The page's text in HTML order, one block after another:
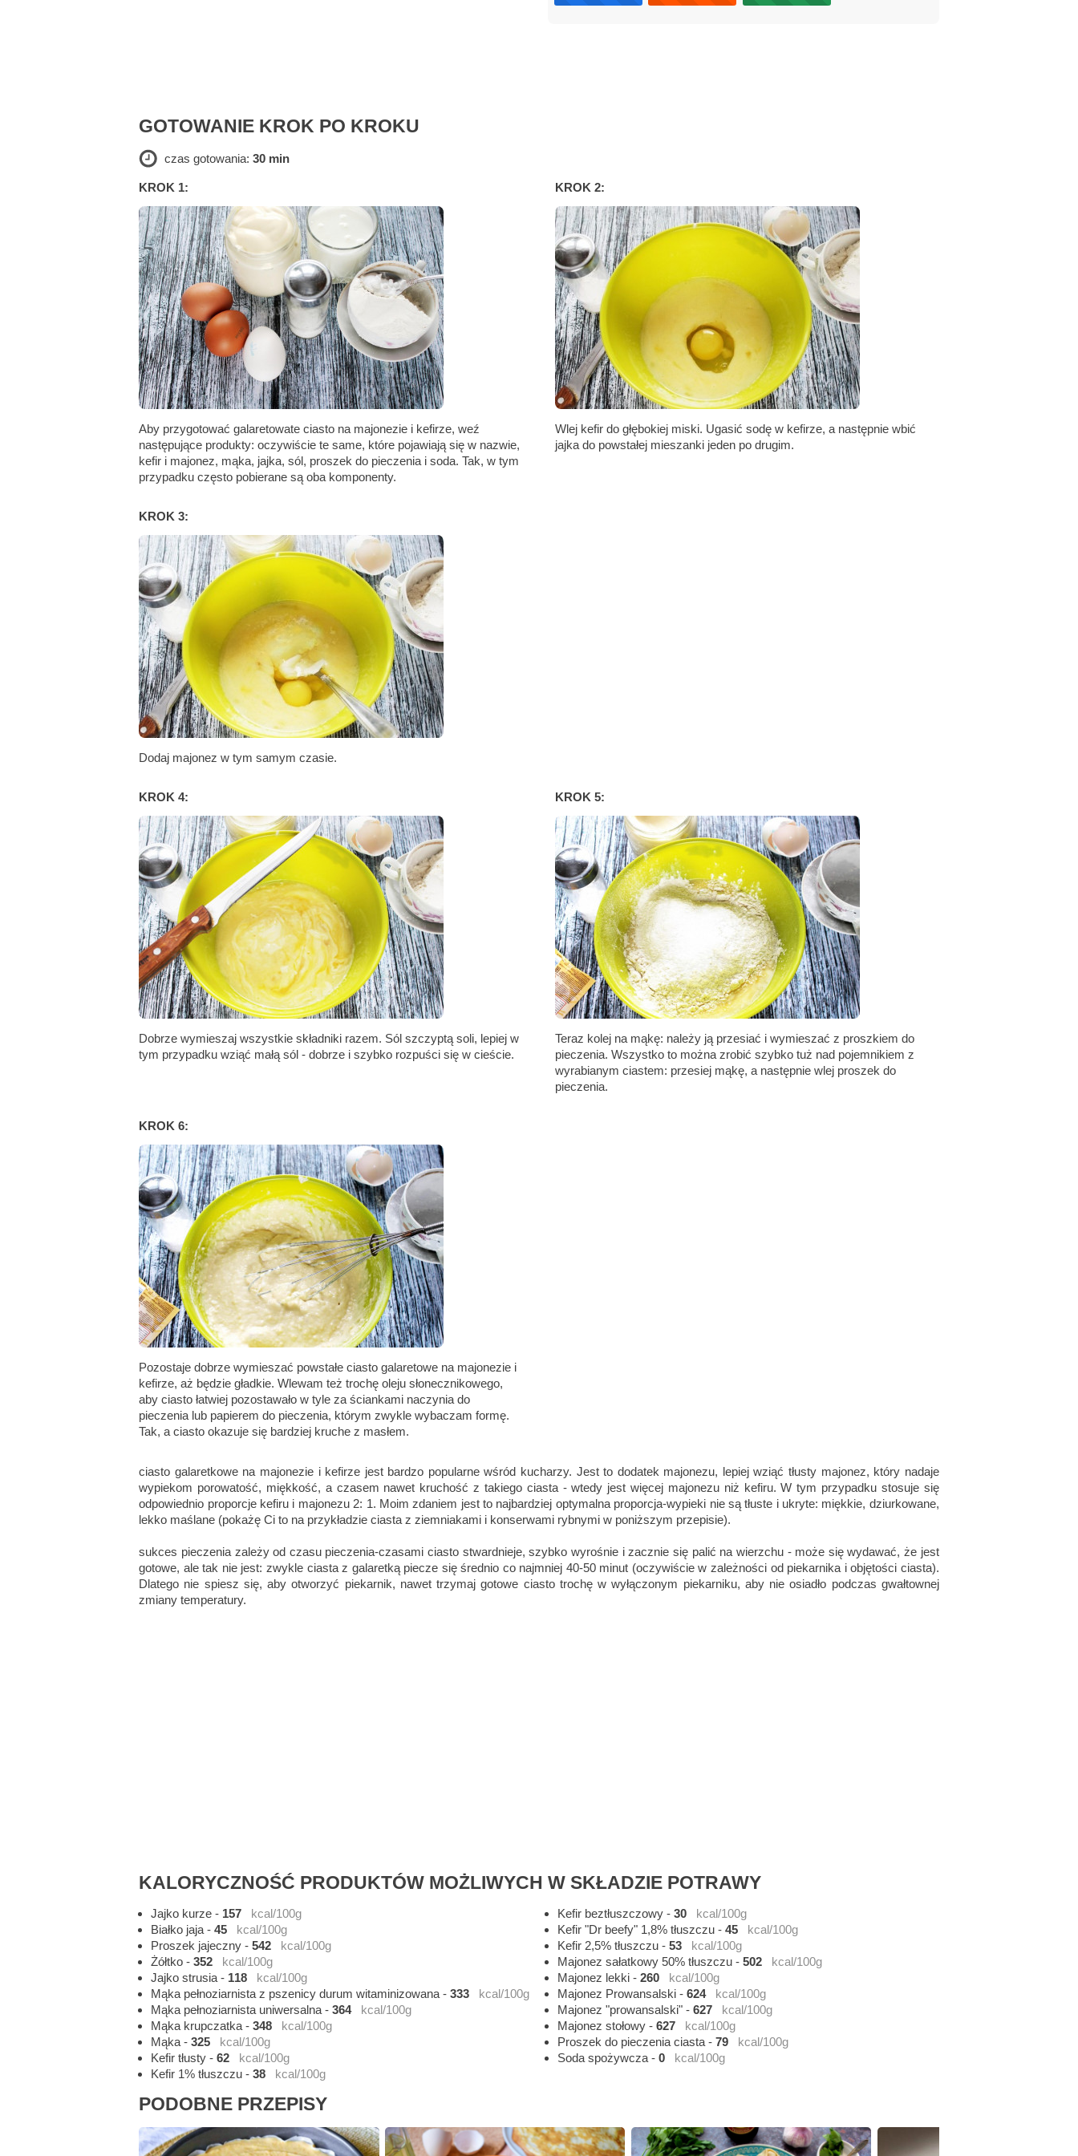
GOTOWANIE KROK PO KROKU
czas gotowania: 30 min
KROK 1:
Aby przygotować galaretowate ciasto na majonezie i kefirze, weź
następujące produkty: oczywiście te same, które pojawiają się w nazwie,
kefir i majonez, mąka, jajka, sól, proszek do pieczenia i soda. Tak, w tym
przypadku często pobierane są oba komponenty.
KROK 2:
Wlej kefir do głębokiej miski. Ugasić sodę w kefirze, a następnie wbić
jajka do powstałej mieszanki jeden po drugim.
KROK 3:
Dodaj majonez w tym samym czasie.
KROK 4:
Dobrze wymieszaj wszystkie składniki razem. Sól szczyptą soli, lepiej w
tym przypadku wziąć małą sól - dobrze i szybko rozpuści się w cieście.
KROK 5:
Teraz kolej na mąkę: należy ją przesiać i wymieszać z proszkiem do
pieczenia. Wszystko to można zrobić szybko tuż nad pojemnikiem z
wyrabianym ciastem: przesiej mąkę, a następnie wlej proszek do
pieczenia.
KROK 6:
Pozostaje dobrze wymieszać powstałe ciasto galaretowe na majonezie i
kefirze, aż będzie gładkie. Wlewam też trochę oleju słonecznikowego,
aby ciasto łatwiej pozostawało w tyle za ściankami naczynia do
pieczenia lub papierem do pieczenia, którym zwykle wybaczam formę.
Tak, a ciasto okazuje się bardziej kruche z masłem.
ciasto galaretkowe na majonezie i kefirze jest bardzo popularne wśród kucharzy. Jest to dodatek majonezu, lepiej wziąć tłusty majonez, który nadaje
wypiekom porowatość, miękkość, a czasem nawet kruchość z takiego ciasta - wtedy jest więcej majonezu niż kefiru. W tym przypadku stosuje się
odpowiednio proporcje kefiru i majonezu 2: 1. Moim zdaniem jest to najbardziej optymalna proporcja-wypieki nie są tłuste i ukryte: miękkie, dziurkowane,
lekko maślane (pokażę Ci to na przykładzie ciasta z ziemniakami i konserwami rybnymi w poniższym przepisie).
sukces pieczenia zależy od czasu pieczenia-czasami ciasto stwardnieje, szybko wyrośnie i zacznie się palić na wierzchu - może się wydawać, że jest
gotowe, ale tak nie jest: zwykle ciasta z galaretką piecze się średnio co najmniej 40-50 minut (oczywiście w zależności od piekarnika i objętości ciasta).
Dlatego nie spiesz się, aby otworzyć piekarnik, nawet trzymaj gotowe ciasto trochę w wyłączonym piekarniku, aby nie osiadło podczas gwałtownej
zmiany temperatury.
KALORYCZNOŚĆ PRODUKTÓW MOŻLIWYCH W SKŁADZIE POTRAWY
Jajko kurze - 157
kcal/100g
Białko jaja -45
kcal/100g
Proszek jajeczny -542
kcal/100g
Żółtko -352
kcal/100g
Jajko strusia - 118
kcal/100g
Mąka pełnoziarnista z pszenicy durum witaminizowana -333
kcal/100g
Mąka pełnoziarnista uniwersalna -364
kcal/100g
Mąka krupczatka -348
kcal/100g
Mąka -325
kcal/100g
Kefir tłusty -62
kcal/100g
Kefir 1% tłuszczu -38 kcal/100g
Kefir beztłuszczowy - 30
kcal/100g
Kefir "Dr beefy" 1,8% tłuszczu - 45
kcal/100g
Kefir 2,5% tłuszczu - 53
kcal/100g
Majonez sałatkowy 50% tłuszczu - 502
kcal/100g
Majonez lekki - 260
kcal/100g
Majonez Prowansalski - 624
kcal/100g
Majonez "prowansalski" - 627
kcal/100g
Majonez stołowy - 627
kcal/100g
Proszek do pieczenia ciasta - 79
kcal/100g
Soda spożywcza - 0 kcal/100g
PODOBNE PRZEPISY